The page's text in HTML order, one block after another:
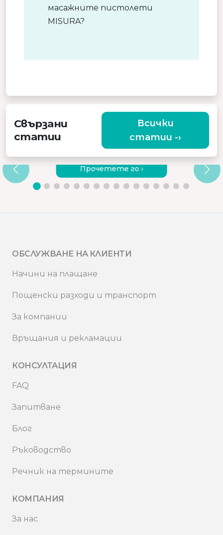
масажните пистолети
MISURA?
Свързани
статии
Всички
статии -›
ЗАЩО ДА ИЗБЕРЕТЕ КАЧЕСТВЕН
ВИБРИРАЩ МАСАЖОР?
Прочетете го ›
ОБСЛУЖВАНЕ НА КЛИЕНТИ
Начини на плащане
Пощенски разходи и транспорт
За компании
Връщания и рекламации
КОНСУЛТАЦИЯ
FAQ
Запитване
Блог
Ръководство
Речник на термините
КОМПАНИЯ
За нас